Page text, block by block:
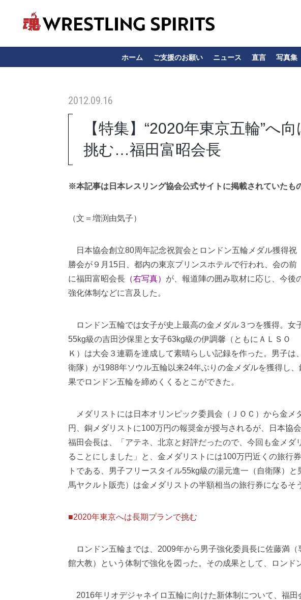
ホーム ご支援のお願い ニュース 直言 写真集
2012.09.16
【特集】“2020年東京五輪”へ
挑む…福田富昭会長
※本記事は日本レスリング協会公式サイトに掲載されていたも
（文＝増渕由気子）
日本協会創立80周年記念祝賀会とロンドン五輪メダル獲得祝
勝会が９月15日、都内の東京プリンスホテルで行われ、会の前
に福田富昭会長 （右写真） が、報道陣の囲み取材に応じ、今後
強化体制などに言及した。
ロンドン五輪では女子が史上最高の金メダル３つを獲得。女
55kg級の吉田沙保里と女子63kg級の伊調馨（ともにＡＬＳＯ
Ｋ）は大会３連覇を達成して素晴らしい記録を作った。男子
衛隊）が1988年ソウル五輪以来24年ぶりの金メダルを獲得し
果でロンドン五輪を締めくくるとこができた。
メダリストには日本オリンピック委員会（ＪＯＣ）から金メ
円、銅メダリストに100万円の報奨金が授与されるが、日本協
福田会長は、「アテネ、北京と好評だったので、今回も金メダ
ることにしました」と、金メダリストには100万円近くの旅行
トである、男子フリースタイル55kg級の湯元進一（自衛隊）
馬ヤクルト販売）は金メダリストの半額相当の旅行券になるそ
■2020年東京へは長期プランで挑む
ロンドン五輪までは、2009年から男子強化委員長に佐藤満
館大教）という体制で強化を図った。その成果として、ロンド
2016年リオデジャネイロ五輪に向けた新体制について、福